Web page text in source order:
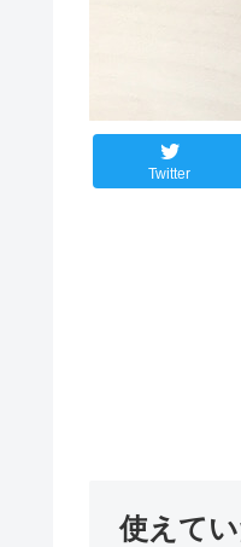
Twitter
使えて